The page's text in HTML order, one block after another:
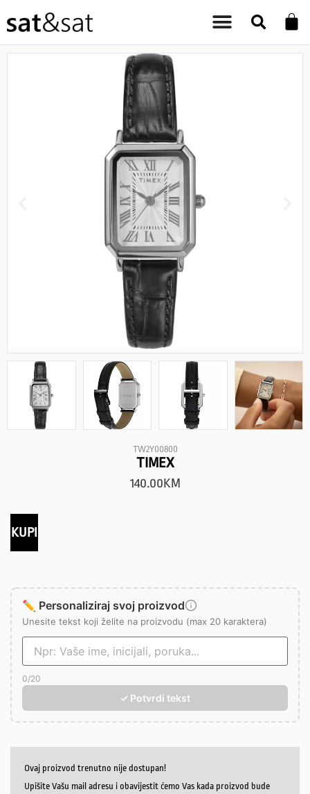
TW2Y00800
TIMEX
140.00KM
KUPI
✏️ Personaliziraj svoj proizvod
Unesite tekst koji želite na proizvodu (max 20 karaktera)
0/20
✓ Potvrdi tekst
Ovaj proizvod trenutno nije dostupan!
Upišite Vašu mail adresu i obavijestit ćemo Vas kada proizvod bude